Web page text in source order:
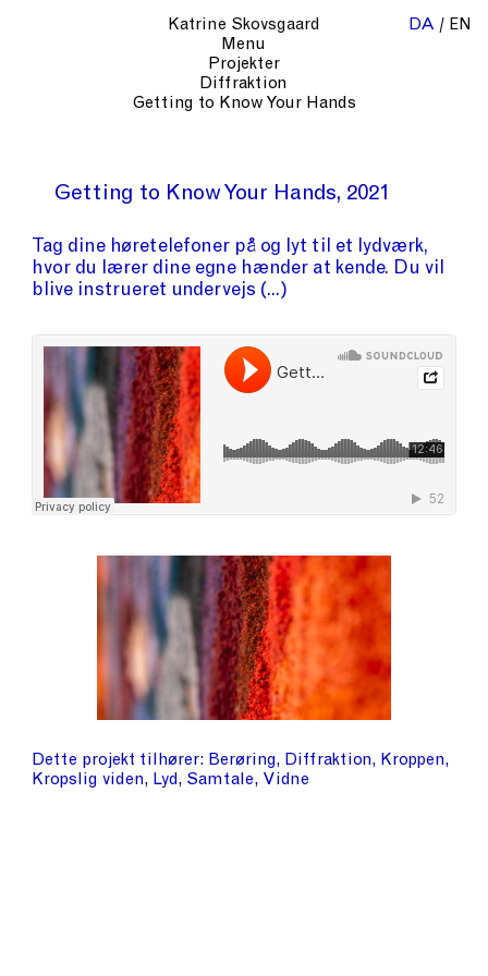
Katrine Skovsgaard
Menu
Projekter
Diffraktion
Getting to Know Your Hands
DA EN
Getting to Know Your Hands 2021
Tag dine høretelefoner på og lyt til et lydværk,
hvor du lærer dine egne hænder at kende. Du vil
blive instrueret undervejs
Dette projekt tilhører Berøring Diffraktion
Kroppen
Kropslig viden
Lyd Samtale Vidne